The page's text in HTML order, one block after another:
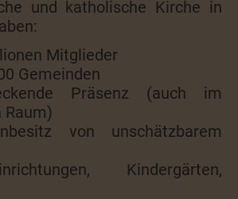
und katholische Kirche in
Mitglieder
Gemeinden
Präsenz (auch im
Raum)
von unschätzbarem
Kindergärten,